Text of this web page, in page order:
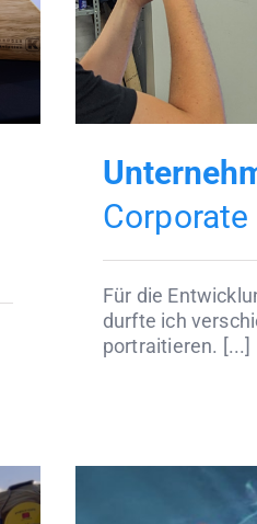
Corporate
Für die
durfte ich
portraitieren. [...]